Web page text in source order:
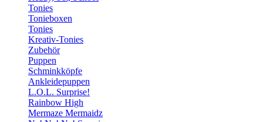
Tonies
Tonieboxen
Tonies
Kreativ-Tonies
Zubehör
Puppen
Schminkköpfe
Ankleidepuppen
L.O.L. Surprise!
Rainbow High
Mermaze Mermaidz